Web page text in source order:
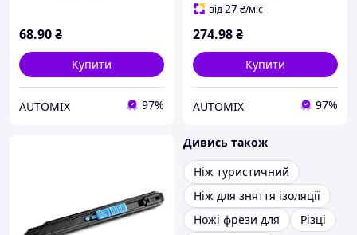
68.90₴
Купити
AUTOMIX 97%
від27₴/міс
274.98₴
Купити
AUTOMIX 97%
Дивись також
Ніж туристичний
Ніж для зняття ізоляції
Ножі фрези для
Різці